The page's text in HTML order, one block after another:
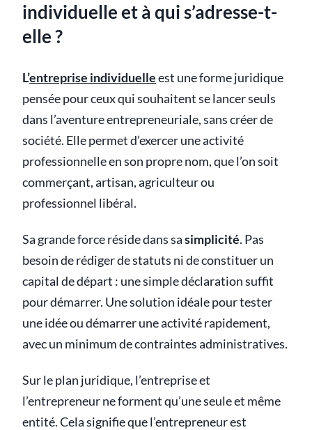
individuelle et à qui s’adresse-t-
elle ?
L’entreprise individuelleest une forme juridique
pensée pour ceux qui souhaitent se lancer seuls
dans l’aventure entrepreneuriale, sans créer de
société. Elle permet d’exercer une activité
professionnelle en son propre nom, que l’on soit
commerçant, artisan, agriculteur ou
professionnel libéral.
Sa grande force réside dans sasimplicité. Pas
besoin de rédiger de statuts ni de constituer un
capital de départ : une simple déclaration suffit
pour démarrer. Une solution idéale pour tester
une idée ou démarrer une activité rapidement,
avec un minimum de contraintes administratives.
Sur le plan juridique, l’entreprise et
l’entrepreneur ne forment qu’une seule et même
entité. Cela signifie que l’entrepreneur est